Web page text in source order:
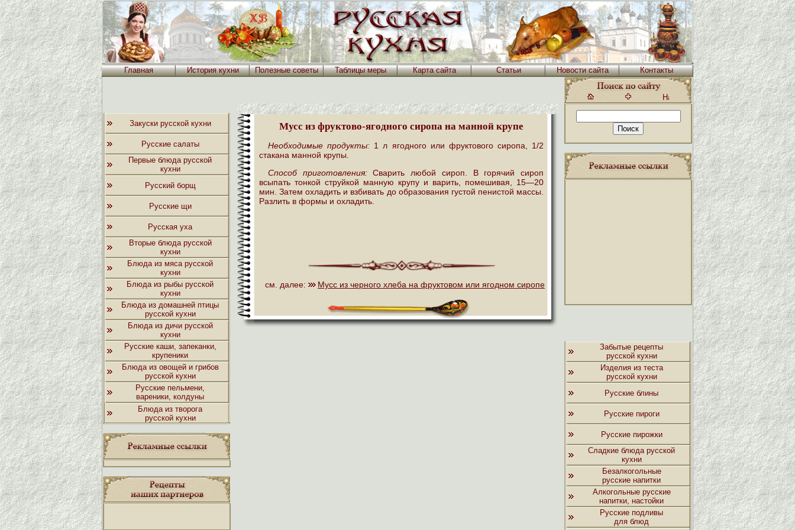
Главная История кухни Полезные советы Таблицы меры Карта сайта Статьи Новости сайта Контакты
Закуски русской кухни
Русские салаты
Первые блюда русской
кухни
Русский борщ
Русские щи
Русская уха
Вторые блюда русской
кухни
Блюда из мяса русской
кухни
Блюда из рыбы русской
кухни
Блюда из домашней птицы
русской кухни
Блюда из дичи русской
кухни
Русские каши, запеканки,
крупеники
Блюда из овощей и грибов
русской кухни
Русские пельмени,
вареники, колдуны
Блюда из творога
русской кухни
Мусс из фруктово-ягодного сиропа на манной крупе
Необходимые продукты: 1 л ягодного или фруктового сиропа, 1/2
стакана манной крупы.
Способ приготовления:Сварить любой сироп. В горячий сироп
всыпать тонкой струйкой манную крупу и варить, помешивая, 15—20
мин. Затем охладить и взбивать до образования густой пенистой массы.
Разлить в формы и охладить.
см. далее: Мусс из черного хлеба на фруктовом или ягодном сиропе
Забытые рецепты
русской кухни
Изделия из теста
русской кухни
Русские блины
Русские пироги
Русские пирожки
Сладкие блюда русской
кухни
Безалкогольные
русские напитки
Алкогольные русские
напитки, настойки
Русские подливы
для блюд